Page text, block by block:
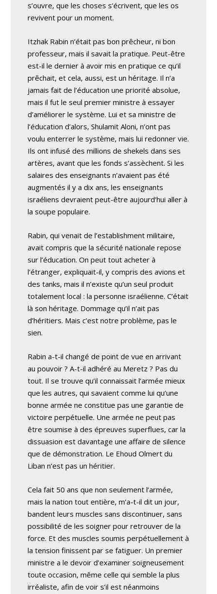
s’ouvre, que les choses s’écrivent, que les os
revivent pour un moment.
Itzhak Rabin n’était pas bon prêcheur, ni bon
professeur, mais il savait la pratique. Peut-être
est-il le dernier à avoir mis en pratique ce qu’il
prêchait, et cela, aussi, est un héritage. Il n’a
jamais fait de l’éducation une priorité absolue,
mais il fut le seul premier ministre à essayer
d’améliorer le système. Lui et sa ministre de
l’éducation d’alors, Shulamit Aloni, n’ont pas
voulu enterrer le système, mais lui redonner vie.
Ils ont infusé des millions de shekels dans ses
artères, avant que les fonds s’assèchent. Si les
salaires des enseignants n’avaient pas été
augmentés il y a dix ans, les enseignants
israéliens devraient peut-être aujourd’hui aller à
la soupe populaire.
Rabin, qui venait de l’establishment militaire,
avait compris que la sécurité nationale repose
sur l’éducation. On peut tout acheter à
l’étranger, expliquait-il, y compris des avions et
des tanks, mais il n’existe qu’un seul produit
totalement local : la personne israélienne. C’était
là son héritage. Dommage qu’il n’ait pas
d’héritiers. Mais c’est notre problème, pas le
sien.
Rabin a-t-il changé de point de vue en arrivant
au pouvoir ? A-t-il adhéré au Meretz ? Pas du
tout. Il se trouve qu’il connaissait l’armée mieux
que les autres, qui savaient comme lui qu’une
bonne armée ne constitue pas une garantie de
victoire perpétuelle. Une armée ne peut pas
être soumise à des épreuves superflues, car la
dissuasion est davantage une affaire de silence
que de démonstration. Le Ehoud Olmert du
Liban n’est pas un héritier.
Cela fait 50 ans que non seulement l’armée,
mais la nation tout entière, m’a-t-il dit un jour,
bandent leurs muscles sans discontinuer, sans
possibilité de les soigner pour retrouver de la
force. Et des muscles soumis perpétuellement à
la tension finissent par se fatiguer. Un premier
ministre a le devoir d’examiner soigneusement
toute occasion, même celle qui semble la plus
irréaliste, afin de voir s’il est néanmoins